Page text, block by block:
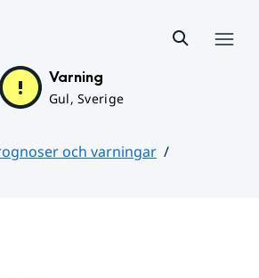
Varning
Gul, Sverige
och varningar